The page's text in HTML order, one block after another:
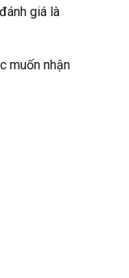
giá là
muốn nhận